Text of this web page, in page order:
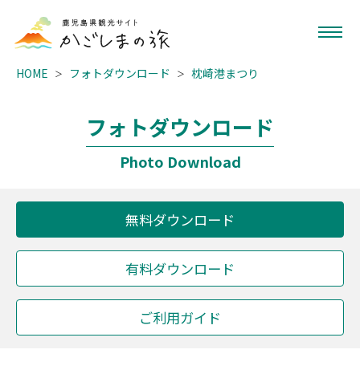
HOME フォトダウンロード 枕崎港まつり
フォトダウンロード
Photo Download
無料ダウンロード
有料ダウンロード
ご利用ガイド